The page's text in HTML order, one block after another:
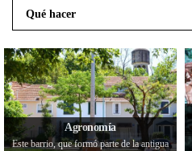
Agronomía
Este barrio, que formó parte de la antigua